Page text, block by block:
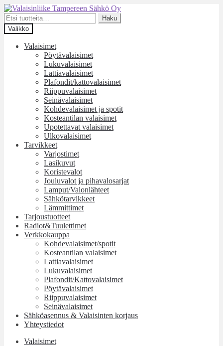
Siirry
navigointiin
Siirry
sisältöön
Etsi:
Haku
Valikko
Valaisimet
Pöytävalaisimet
Lukuvalaisimet
Lattiavalaisimet
Plafondit/kattovalaisimet
Riippuvalaisimet
Seinävalaisimet
Kohdevalaisimet ja spotit
Kosteantilan valaisimet
Upotettavat valaisimet
Ulkovalaisimet
Tarvikkeet
Varjostimet
Lasikuvut
Koristevalot
Jouluvalot ja pihavalosarjat
Lamput/Valonlähteet
Sähkötarvikkeet
Lämmittimet
Tarjoustuotteet
Radiot&Tuulettimet
Verkkokauppa
Kohdevalaisimet/spotit
Kosteantilan valaisimet
Lattiavalaisimet
Lukuvalaisimet
Plafondit/Kattovalaisimet
Pöytävalaisimet
Riippuvalaisimet
Seinävalaisimet
Sähköasennus & Valaisinten korjaus
Yhteystiedot
Valaisimet